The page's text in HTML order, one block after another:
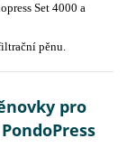
Set 4000 a
pěnu.
pro